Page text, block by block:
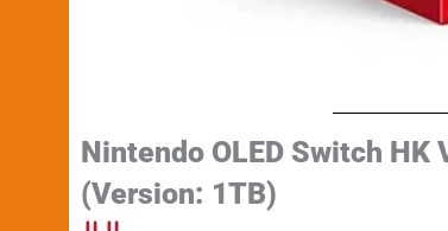
Nintendo OLED Switch HK
(Version: 1TB)